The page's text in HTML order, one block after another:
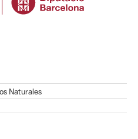
Naturales